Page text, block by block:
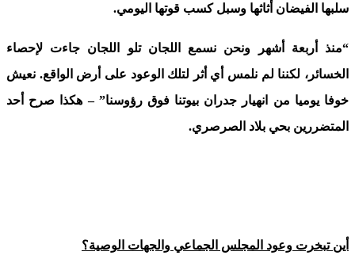
سلبها الفيضان أثاثها وسبل كسب قوتها اليومي.
“منذ أربعة أشهر ونحن نسمع اللجان تلو اللجان جاءت لإحصاء
الخسائر، لكننا لم نلمس أي أثر لتلك الوعود على أرض الواقع. نعيش
خوفا يوميا من انهيار جدران بيوتنا فوق رؤوسنا” – هكذا صرح أحد
المتضررين بحي بلاد الصرصري.
أين تبخرت وعود المجلس الجماعي والجهات الوصية؟